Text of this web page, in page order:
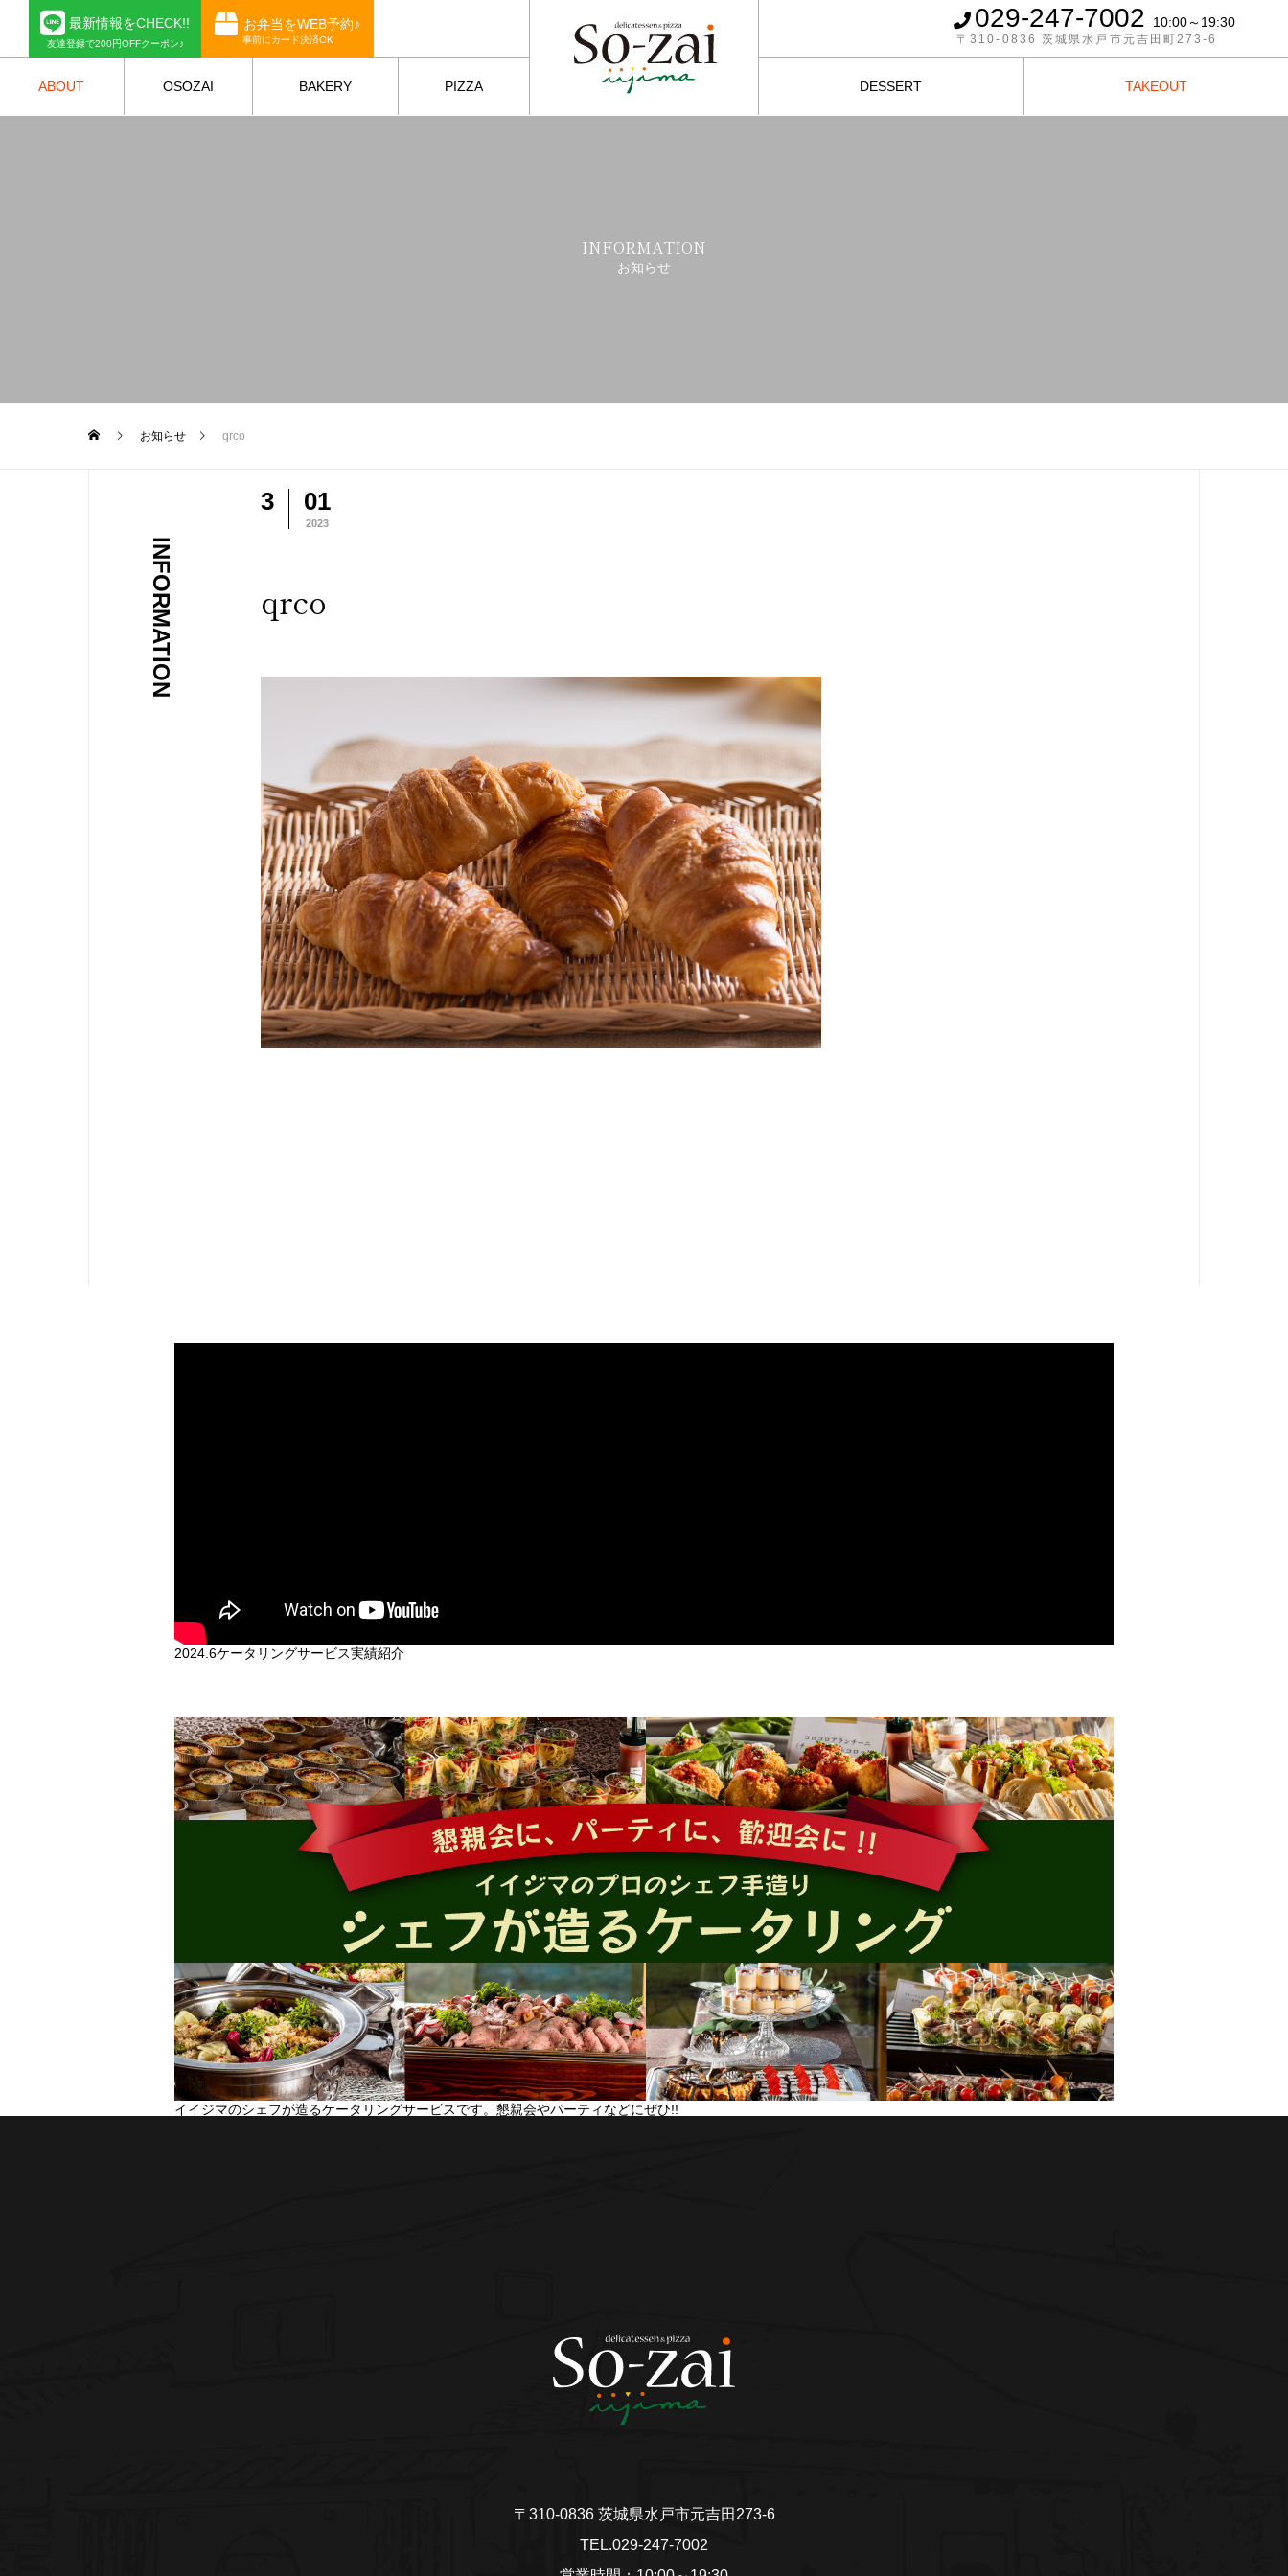
ABOUT
OSOZAI
BAKERY
PIZZA
DESSERT
TAKEOUT
最新情報をCHECK!!
友達登録で200円OFFクーポン♪
お弁当をWEB予約♪
事前にカード決済OK
029-247-7002 10:00～19:30
〒310-0836 茨城県水戸市元吉田町273-6
INFORMATION
お知らせ
お知らせ qrco
INFORMATION
3 01
2023
qrco
2024.6ケータリングサービス実績紹介
イイジマのシェフが造るケータリングサービスです。懇親会やパーティなどにぜひ!!
〒310-0836 茨城県水戸市元吉田273-6
TEL.029-247-7002